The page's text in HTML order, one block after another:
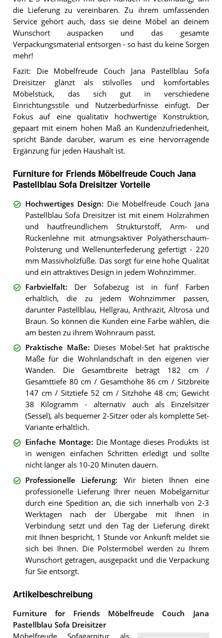
die Lieferung zu vereinbaren. Zu ihrem umfassenden
Service gehört auch, dass sie deine Möbel an deinem
Wunschort auspacken und das gesamte
Verpackungsmaterial entsorgen - so hast du keine Sorgen
mehr!
Fazit: Die Möbelfreude Couch Jana Pastellblau Sofa
Dreisitzer glänzt als stilvolles und komfortables
Möbelstück, das sich gut in verschiedene
Einrichtungsstile und Nutzerbedürfnisse einfügt. Der
Fokus auf eine qualitativ hochwertige Konstruktion,
gepaart mit einem hohen Maß an Kundenzufriedenheit,
spricht Bände darüber, warum es eine hervorragende
Ergänzung für jeden Haushalt ist.
Furniture for Friends Möbelfreude Couch Jana
Pastellblau Sofa Dreisitzer Vorteile
Hochwertiges Design: Die Möbelfreude Couch Jana
Pastellblau Sofa Dreisitzer ist mit einem Holzrahmen
und hautfreundlichem Strukturstoff, Arm- und
Rückenlehne mit atmungsaktiver Polyätherschaum-
Polsterung und Wellenunterfederung gefertigt - 220
mm Massivholzfüße. Das sorgt für eine hohe Qualität
und ein attraktives Design in jedem Wohnzimmer.
Farbvielfalt: Der Sofabezug ist in fünf Farben
erhältlich, die zu jedem Wohnzimmer passen,
darunter Pastellblau, Hellgrau, Anthrazit, Altrosa und
Braun. So können die Kunden eine Farbe wählen, die
am besten zu ihrem Wohnraum passt.
Praktische Maße: Dieses Möbel-Set hat praktische
Maße für die Wohnlandschaft in den eigenen vier
Wänden. Die Gesamtbreite beträgt 182 cm /
Gesamttiefe 80 cm / Gesamthöhe 86 cm / Sitzbreite
147 cm / Sitztiefe 52 cm / Sitzhöhe 48 cm; Gewicht
38 Kilogramm - alternativ auch als Einzelsitzer
(Sessel), als bequemer 2-Sitzer oder als komplette Set-
Variante erhältlich.
Einfache Montage: Die Montage dieses Produkts ist
in wenigen einfachen Schritten erledigt und sollte
nicht länger als 10-20 Minuten dauern.
Professionelle Lieferung: Wir bieten Ihnen eine
professionelle Lieferung Ihrer neuen Möbelgarnitur
durch eine Spedition an, die sich innerhalb von 2-3
Werktagen nach der Übergabe mit Ihnen in
Verbindung setzt und den Tag der Lieferung direkt
mit Ihnen bespricht, 1 Stunde vor Ankunft meldet sie
sich bei Ihnen. Die Polstermöbel werden zu Ihrem
Wunschort getragen, ausgepackt und die Verpackung
für Sie entsorgt.
Artikelbeschreibung
Furniture for Friends Möbelfreude Couch Jana
Pastellblau Sofa Dreisitzer